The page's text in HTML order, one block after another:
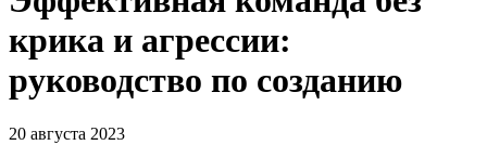
крика и агрессии:
руководство по созданию
20 августа 2023